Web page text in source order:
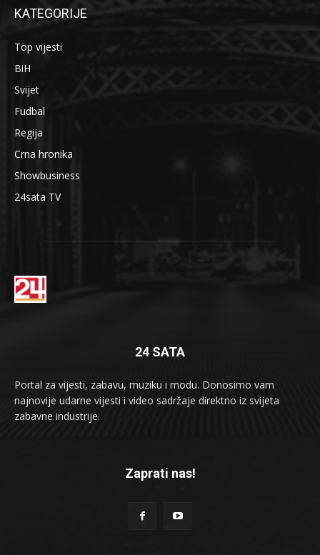
KATEGORIJE
Top vijesti
BiH
Svijet
Fudbal
Regija
Crna hronika
Showbusiness
24sata TV
24 SATA
Portal za vijesti, zabavu, muziku i modu. Donosimo vam
najnovije udarne vijesti i video sadržaje direktno iz svijeta
zabavne industrije.
Zaprati nas!